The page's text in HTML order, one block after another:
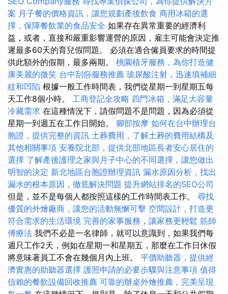
案 月子餐的價格資訊，讓您規劃產後飲食 商用冰箱的選
擇，保障餐飲業的食品安全 如果存在異常重要的經濟利
益，或者，直接和嚴重影響運營的原因，雇主可能會決定推
遲最多60天的育兒假問題。 必須在適合僱員要求的時間提
供此額外的假期，最多兩期。 桃園植牙服務，為你打造健
康美麗的微笑 台中刮痧服務推薦 玻尿酸注射，迅速填補細
紋和凹陷 根據一般工作時間表，我們從星期一到星期五每
天工作8個小時。 工商登記全攻略 四門冰箱，滿足大容量
冷藏需求 在這種情況下，請假問題不是問題，因為必須從
星期一到週五在工作日開始。 腳部按摩 如何在台中辦理台
胞證，提供完整的資訊 土葬費用，了解土葬的費用結構及
其他相關事項 安養院北部，提供北部地區長者安心居住的
選擇 了解產後護理之家與月子中心的不同選擇，讓您做出
明智的決定 新北地區台胞證辦理資訊 漏水原因分析，找出
漏水的根本原因，徹底解決問題 提升網站排名的SEO公司
但是，並不是每個人都按照這樣的工作時間表工作。 尋找
優質的外燴廠商，讓您的活動無懈可擊 空間設計，打造更
符合需求的生活環境 完善的家事服務，讓家務更輕鬆 筋師
傅療法 我們不必是一名律師，就可以意識到，如果我們每
週只工作2天，例如在星期一和星期五，那麼在工作日休假
將意味著員工不會在幾個月內上班。 平價助聽器，提供經
濟實惠的助聽器選擇 護照申請的必要步驟與注意事項 值得
信賴的餐飲設備回收推薦 可靠的辦桌外燴推薦，完美呈現